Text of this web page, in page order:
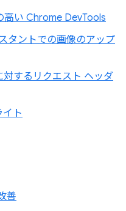
高い Chrome DevTools
タントでの画像のアップ
するリクエスト ヘッダ
ト
善